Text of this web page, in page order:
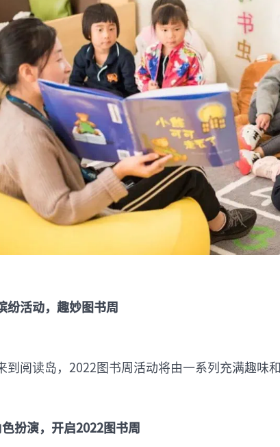
纷活动，趣妙图书周
到阅读岛，2022图书周活动将由一系列充满趣味
扮演，开启2022图书周